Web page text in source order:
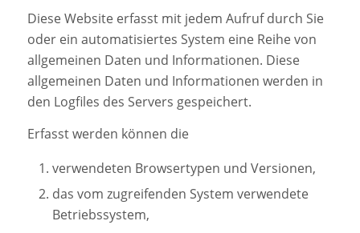
Diese Website erfasst mit jedem Aufruf durch Sie
oder ein automatisiertes System eine Reihe von
allgemeinen Daten und Informationen. Diese
allgemeinen Daten und Informationen werden in
den Logfiles des Servers gespeichert.
Erfasst werden können die
verwendeten Browsertypen und Versionen,
das vom zugreifenden System verwendete
Betriebssystem,